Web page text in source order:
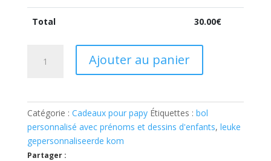
Total 30.00€
céramique
tasse
personnalisée
pour
Ajouter au panier
Catégorie : Cadeaux pour papy Étiquettes : bol
personnalisé avec prénoms et dessins d'enfants, leuke
gepersonnaliseerde kom
Partager :